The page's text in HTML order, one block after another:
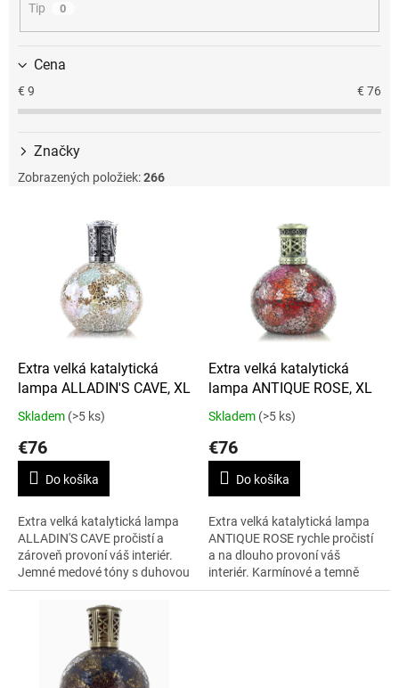
Tip 0
Cena
€ 9 € 76
Značky
Zobrazených položiek:266
Extra velká katalytická
lampa ALLADIN'S CAVE, XL
Skladem (>5 ks)
€76
Do košíka
Extra velká katalytická lampa
ALLADIN'S CAVE pročistí a
zároveň provoní váš interiér.
Jemné medové tóny s duhovou
perletí navozují orientální
atmosféru. Lampa je
Extra velká katalytická
lampa ANTIQUE ROSE, XL
Skladem (>5 ks)
€76
Do košíka
Extra velká katalytická lampa
ANTIQUE ROSE rychle pročistí
a na dlouho provoní váš
interiér. Karmínové a temně
rudé tóny této ručně skládané